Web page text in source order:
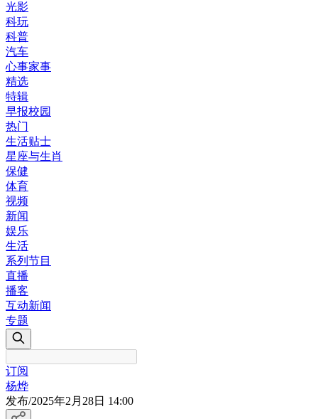
光影
科玩
科普
汽车
心事家事
精选
特辑
早报校园
热门
生活贴士
星座与生肖
保健
体育
视频
新闻
娱乐
生活
系列节目
直播
播客
互动新闻
专题
订阅
杨烨
发布/2025年2月28日 14:00